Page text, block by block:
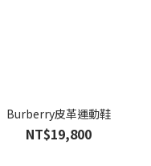
Burberry皮革運動鞋
NT$19,800